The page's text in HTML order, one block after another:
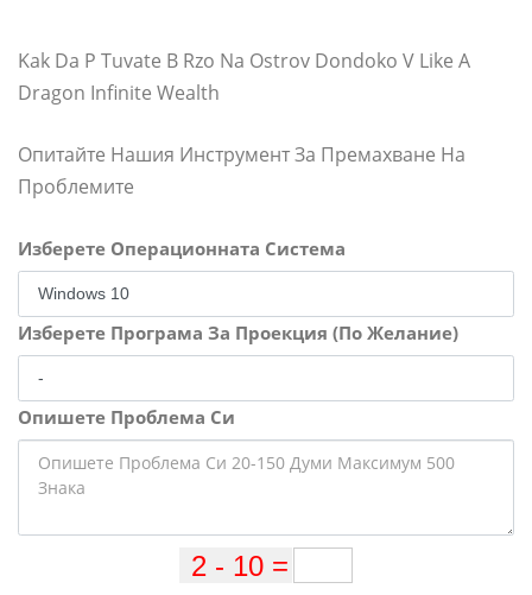
Kak Da P Tuvate B Rzo Na Ostrov Dondoko V Like A
Dragon Infinite Wealth
Опитайте Нашия Инструмент За Премахване На
Проблемите
Изберете Операционната Система
Изберете Програма За Проекция (По Желание)
Опишете Проблема Си